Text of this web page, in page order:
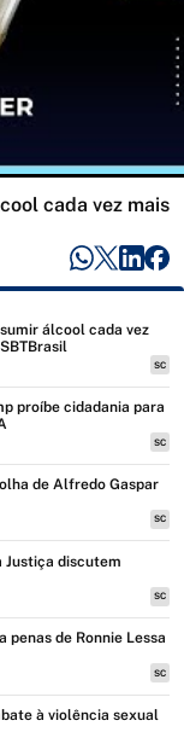
cada vez mais
álcool cada vez
SC
proíbe cidadania para
SC
de Alfredo Gaspar
SC
Justiça discutem
SC
penas de Ronnie Lessa
SC
à violência sexual